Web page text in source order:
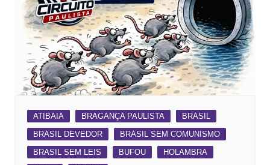
ATIBAIA BRAGANÇA PAULISTA
BRASIL
BRASIL DEVEDOR
BRASIL SEM COMUNISMO
BRASIL SEM LEIS
BUFOU
HOLAMBRA